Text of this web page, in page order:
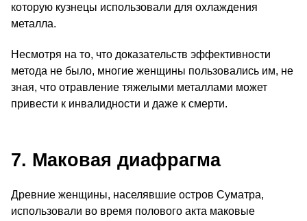
которую кузнецы использовали для охлаждения
металла.
Несмотря на то, что доказательств эффективности
метода не было, многие женщины пользовались им, не
зная, что отравление тяжелыми металлами может
привести к инвалидности и даже к смерти.
7. Маковая диафрагма
Древние женщины, населявшие остров Суматра,
использовали во время полового акта маковые